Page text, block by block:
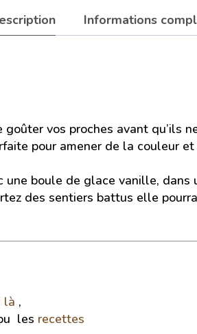
Informations
vos proches avant qu’ils
pour amener de la couleur
boule de glace vanille,
des sentiers battus elle
là ,
les recettes